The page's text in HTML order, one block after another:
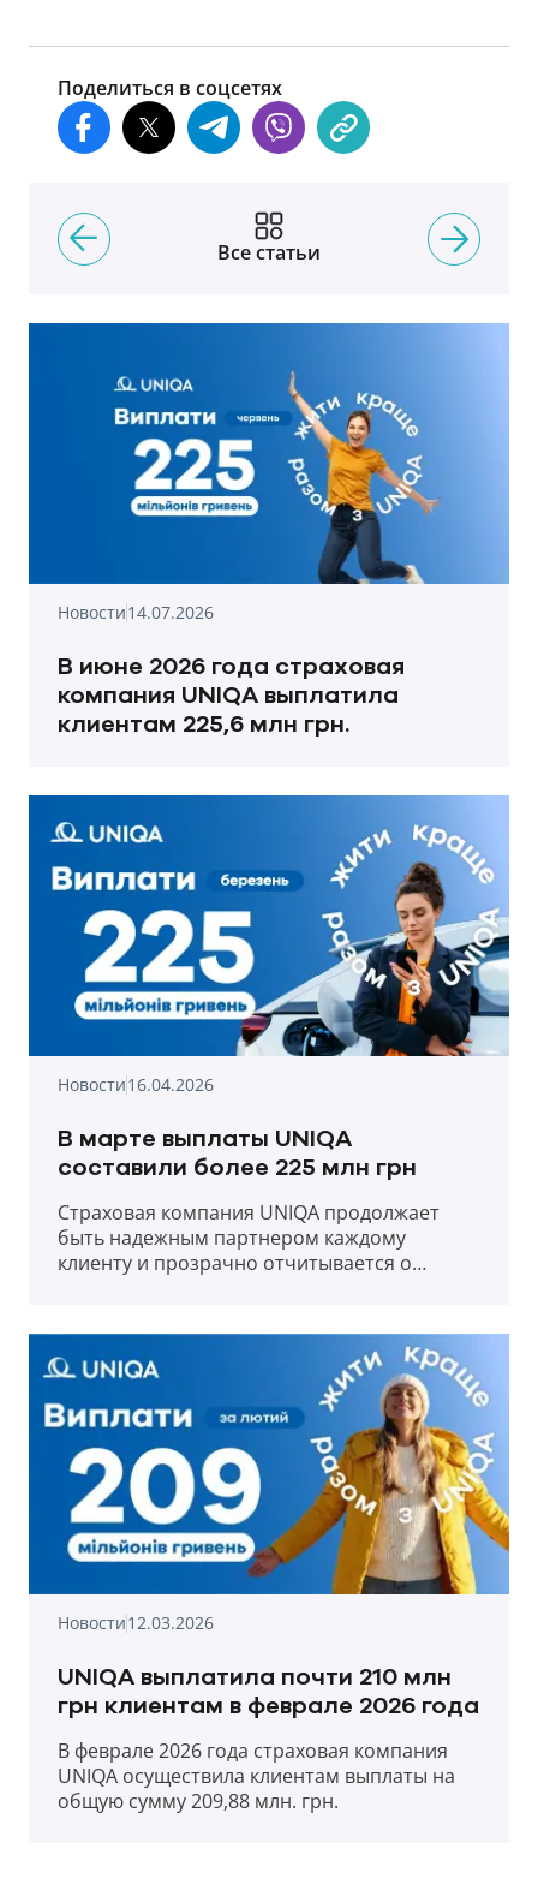
Поделиться в соцсетях
Все статьи
Новости14.07.2026
В июне 2026 года страховая
компания UNIQA выплатила
клиентам 225,6 млн грн.
Новости16.04.2026
В марте выплаты UNIQA
составили более 225 млн грн
Страховая компания UNIQA продолжает
быть надежным партнером каждому
клиенту и прозрачно отчитывается о
Новости12.03.2026
UNIQA выплатила почти 210 млн
грн клиентам в феврале 2026 года
В феврале 2026 года страховая компания
UNIQA осуществила клиентам выплаты на
общую сумму 209,88 млн. грн.